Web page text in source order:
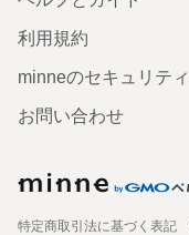
利用規約
minneのセキュリティ
お問い合わせ
特定商取引法に基づく表記